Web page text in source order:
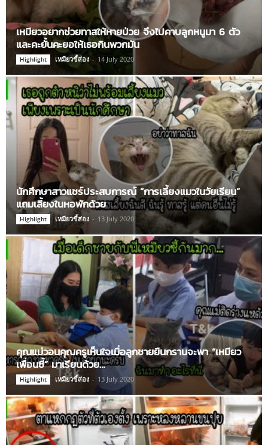
เหมียวอยากช่วยทาสให้หายป่วย จึงไปคาบลูกหนูมา 6 ตัว
และคะยั้นคะยอให้เธอกินพวกมัน
Highlight เหมียวขี้ส่อง - 14 July 2020
นักศึกษาสาวแชร์ประสบการณ์ “การเลี้ยงแมวในวัยเรียน”
แถมเลี้ยงในหอพักด้วย
Highlight เหมียวขี้ส่อง - 13 July 2020
คุณแม่วอนคุณครูเห็นใจเมื่อลูกชายยืนกรานจะพา “เหมียว
เพื่อนซี้” มาเรียนด้วย…
Highlight เหมียวขี้ส่อง - 13 July 2020